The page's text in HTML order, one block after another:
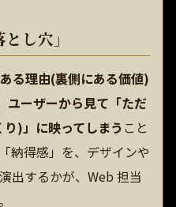
し穴」
る理由(裏側にある価値)
ユーザーから見て「ただ
)」に映ってしまう こと
納得感」を、デザインや
出するかが、Web 担当